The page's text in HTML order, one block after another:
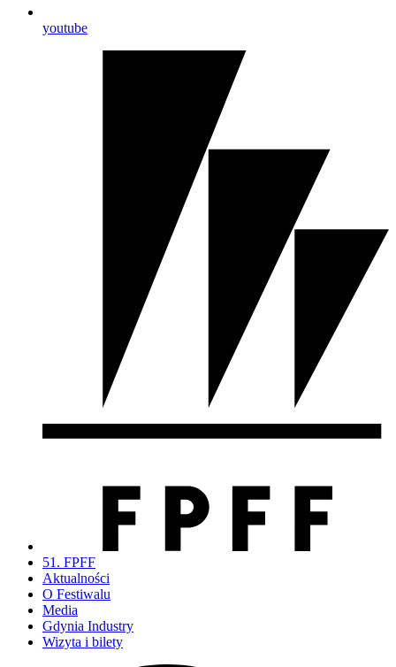
youtube
51. FPFF
Aktualności
O Festiwalu
Media
Gdynia Industry
Wizyta i bilety